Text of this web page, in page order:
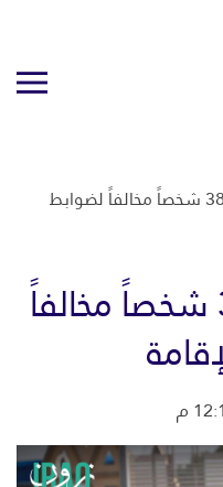
الداخلية.. ترحيل 38 شخصاً مخالفاً لضوابط
الداخلية.. ترحيل 38 شخصاً مخالفاً